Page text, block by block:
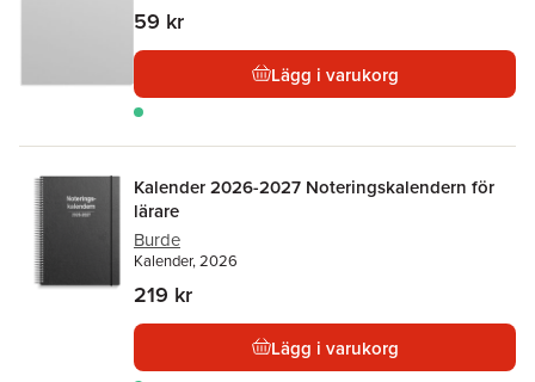
59 kr
Lägg i varukorg
Kalender 2026-2027 Noteringskalendern för
lärare
Burde
Kalender, 2026
219 kr
Lägg i varukorg